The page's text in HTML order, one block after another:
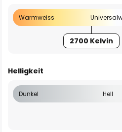
Warmweiss
2700 Kelvin
Helligkeit
Dunkel Hell